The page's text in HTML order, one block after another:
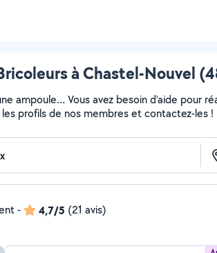
à Chastel-Nouvel
ampoule… Vous avez besoin d'aide pour
profils de nos membres et contactez-les !
- 4,7/5 (21 avis)